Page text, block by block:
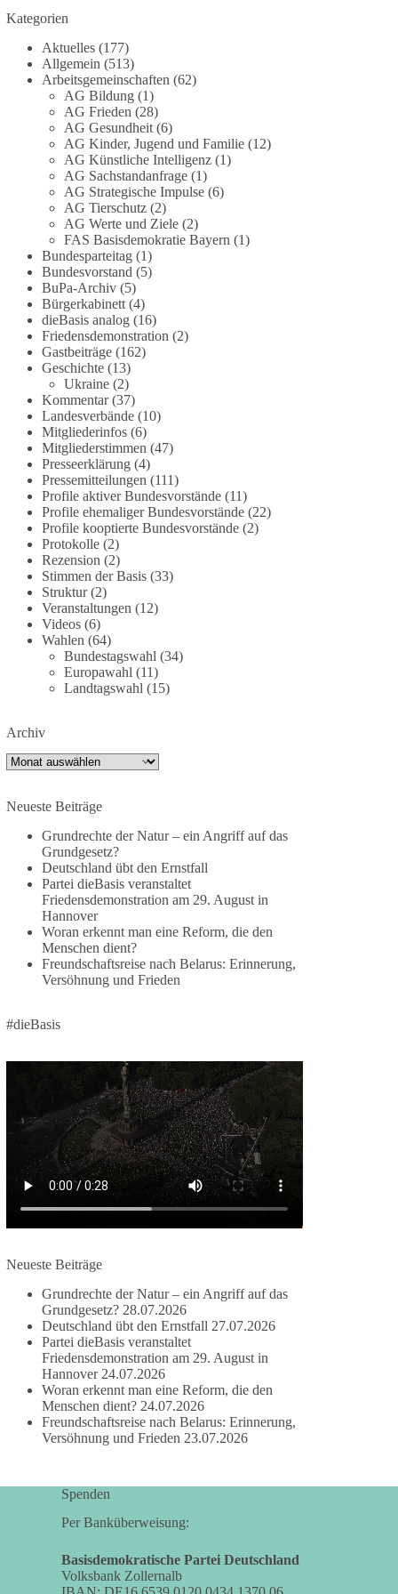
28 53
DieBasis
2 Tage(n) zuvor
Stimmen der dieBasis – heute mit dem
„Demokratie-Bestatter“
Die Energiewende ist bisher kein Erfolg, sondern
ein teures, ineffizientes Unterfangen. Dies belegt
eine Auswertung der NZZ, wonach die
Energiewende den Strom nicht billiger, sondern
teurer gemacht hat.
Quelle:https://www.nzz.ch/der-andere-
blick/fehlschlag-energiewende-warum-
deutschland-trotz-rekordausbau-von-wind-und-
sonnenkraft-weniger-strom-erzeugt-ld.10006607
🟩🟩🟦🟦🟥🟥🟧🟧
„Wir brauchen dringend wettbewerbsfähige
Energiepreise und eine ideologiefreie
Diskussion“, meint der Demokratie-Bestatter.
Wie siehst du das?
🤝 Jetzt Politik für die Menschen mitgestalten:
https://diebasis.de/mitgliedschaft/
#dieBasis #energiewende #strompreise
#wettbewerb
2 Tage(n) zuvor
⚡️ NATO-Gipfel in Ankara: Kriegskonferenz statt
Friedensgipfel!?
Anfang Juli 2026 trafen sich 32 Bündnisstaaten
sowie deren Staats- und Regierungschefs zum
NATO-Gipfel in der Türkei. Von der NATO wird
behauptet, sie sei das wichtigste
Verteidigungsbündnis der Welt und ein Garant für
Sicherheit.
Die Gipfelerklärung liest sich jedoch wie ein
Neue Milliardenhilfen für die Ukraine, neue
Verpflichtungen für Europa, gigantische
Rüstungsdeals, Ausbau der
Verteidigungsindustrie, Modernisierung der
Streitkräfte, ein klares Bekenntnis zur
militärischen Abschreckung und dazu die
Forderung, der Iran dürfe keine Kernwaffe
besitzen.
friedensorientierte Politik?
🟩🟩🟦🟦🟥🟥🟧🟧
dieBasis fordert als einzige Partei in Deutschland
den Austritt aus der NATO. Ein Gipfel, der mehr
nach Rüstungsdeal als nach Friedenspolitik klingt,
wird niemals Sicherheit schaffen, ob nun in
Deutschland oder weltweit.
erklaerung-ankara-100.html
#dieBasis #NATO #Gipfeltreffen
Kategorien
Aktuelles(177)
Allgemein (513)
Arbeitsgemeinschaften (62)
AG Bildung(1)
AG Frieden (28)
AG Gesundheit(6)
AG Kinder, Jugend und Familie(12)
AG Künstliche Intelligenz(1)
AG Sachstandanfrage(1)
AG Strategische Impulse(6)
AG Tierschutz(2)
AG Werte und Ziele(2)
FAS Basisdemokratie Bayern (1)
Bundesparteitag(1)
Bundesvorstand (5)
BuPa-Archiv(5)
Bürgerkabinett(4)
dieBasis analog(16)
Friedensdemonstration (2)
Gastbeiträge(162)
Geschichte(13)
Ukraine(2)
Kommentar(37)
Landesverbände(10)
Mitgliederinfos(6)
Mitgliederstimmen (47)
Presseerklärung(4)
Pressemitteilungen (111)
Profile aktiver Bundesvorstände(11)
Profile ehemaliger Bundesvorstände(22)
Profile kooptierte Bundesvorstände(2)
Protokolle(2)
Rezension (2)
Stimmen der Basis(33)
Struktur(2)
Veranstaltungen (12)
Videos(6)
Wahlen (64)
Bundestagswahl (34)
Europawahl (11)
Landtagswahl (15)
Archiv
Archiv
Neueste Beiträge
Grundrechte der Natur – ein Angriff auf das
Grundgesetz?
Deutschland übt den Ernstfall
Partei dieBasis veranstaltet
Friedensdemonstration am 29. August in
Hannover
Woran erkennt man eine Reform, die den
Menschen dient?
Freundschaftsreise nach Belarus: Erinnerung,
Versöhnung und Frieden
#dieBasis
Neueste Beiträge
Grundrechte der Natur – ein Angriff auf das
Grundgesetz? 28.07.2026
Deutschland übt den Ernstfall 27.07.2026
Partei dieBasis veranstaltet
Friedensdemonstration am 29. August in
Hannover 24.07.2026
Woran erkennt man eine Reform, die den
Menschen dient? 24.07.2026
Freundschaftsreise nach Belarus: Erinnerung,
Versöhnung und Frieden 23.07.2026
Spenden
Per Banküberweisung:
Basisdemokratische Partei Deutschland
Volksbank Zollernalb